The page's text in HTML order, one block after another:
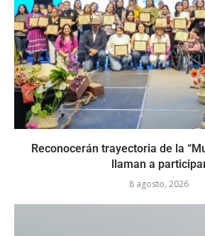
Reconocerán trayectoria de la
llaman a
8 agosto, 2026